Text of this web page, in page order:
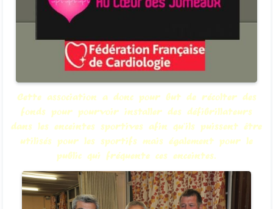
Cette association a donc pour but de récolter des
fonds pour pourvoir installer des défibrillateurs
dans les enceintes sportives afin qu'ils puissent être
utilisés pour les sportifs mais également pour le
public qui fréquente ces enceintes.